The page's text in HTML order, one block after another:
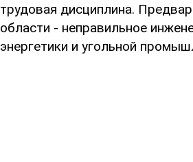
трудовая дисциплина.
области - неправильное
энергетики и угольной